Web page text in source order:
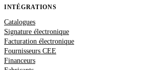
INTÉGRATIONS
Catalogues
Signature électronique
Facturation électronique
Fournisseurs CEE
Financeurs